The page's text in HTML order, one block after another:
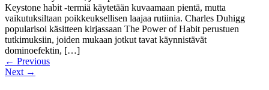
Keystone habit ‑termiä käytetään kuvaamaan pientä, mutta
vaikutuksiltaan poikkeuksellisen laajaa rutiinia. Charles Duhigg
popularisoi käsitteen kirjassaan The Power of Habit perustuen
tutkimuksiin, joiden mukaan jotkut tavat käynnistävät
dominoefektin, […]
← Previous
Next →